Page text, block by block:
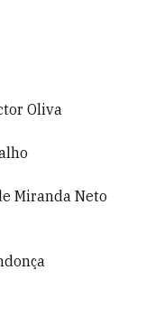
Oliva
Miranda Neto